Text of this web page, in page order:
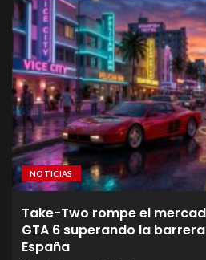
NOTICIAS
Take-Two rompe el
GTA 6 superando la
España